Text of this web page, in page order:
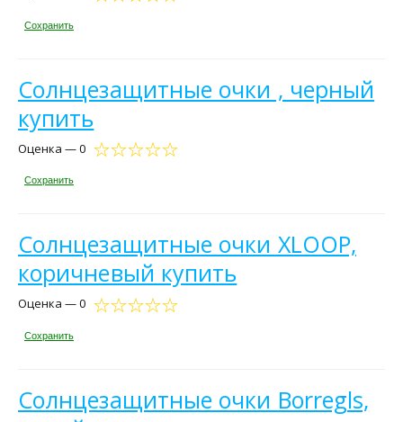
Сохранить
Солнцезащитные очки , черный
купить
Оценка — 0
Сохранить
Солнцезащитные очки XLOOP,
коричневый купить
Оценка — 0
Сохранить
Солнцезащитные очки Borregls,